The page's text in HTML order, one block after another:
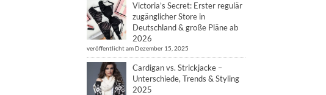
Victoria’s Secret: Erster regulär
zugänglicher Store in
Deutschland & große Pläne ab
2026
veröffentlicht am Dezember 15, 2025
Cardigan vs. Strickjacke –
Unterschiede, Trends & Styling
2025